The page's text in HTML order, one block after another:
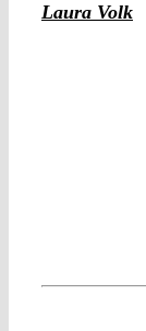
Laura Volk